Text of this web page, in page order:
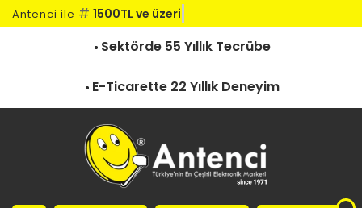
Antenci ile # 1500TL ve üzeri k
Sektörde 55 Yıllık Tecrübe
E-Ticarette 22 Yıllık Deneyim